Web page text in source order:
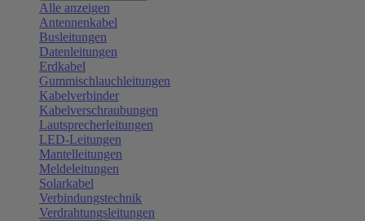
Alle anzeigen
Antennenkabel
Busleitungen
Datenleitungen
Erdkabel
Gummischlauchleitungen
Kabelverbinder
Kabelverschraubungen
Lautsprecherleitungen
LED-Leitungen
Mantelleitungen
Meldeleitungen
Solarkabel
Verbindungstechnik
Verdrahtungsleitungen